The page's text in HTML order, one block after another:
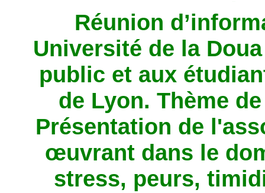
Réunion
Université de la
public et aux
de Lyon. Thème
Présentation de
œuvrant dans le
stress, peurs,